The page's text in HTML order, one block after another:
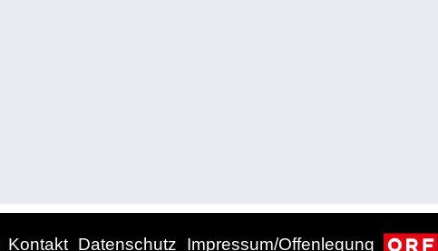
Kontakt Datenschutz Impressum/Offenlegung